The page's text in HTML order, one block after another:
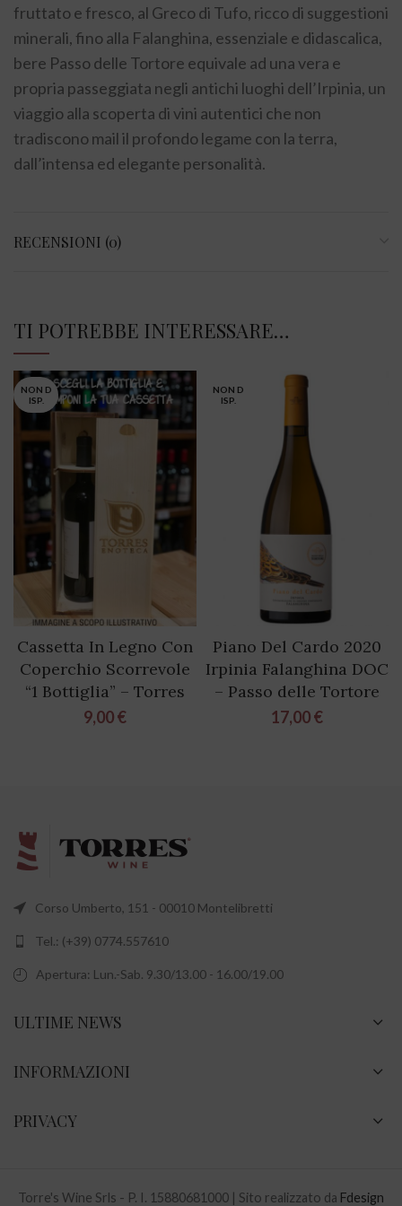
fruttato e fresco, al Greco di Tufo, ricco di suggestioni
minerali, fino alla Falanghina, essenziale e didascalica,
bere Passo delle Tortore equivale ad una vera e
propria passeggiata negli antichi luoghi dell’Irpinia, un
viaggio alla scoperta di vini autentici che non
tradiscono mail il profondo legame con la terra,
dall’intensa ed elegante personalità.
RECENSIONI (0)
TI POTREBBE INTERESSARE…
NON D
ISP.
Cassetta In Legno Con
Coperchio Scorrevole
“1 Bottiglia” – Torres
9,00€
NON D
ISP.
Piano Del Cardo 2020
Irpinia Falanghina DOC
– Passo delle Tortore
17,00€
Corso Umberto, 151 - 00010 Montelibretti
Tel.: (+39) 0774.557610
Apertura: Lun.-Sab. 9.30/13.00 - 16.00/19.00
ULTIME NEWS
INFORMAZIONI
PRIVACY
Torre's Wine Srls - P. I. 15880681000 | Sito realizzato da Fdesign